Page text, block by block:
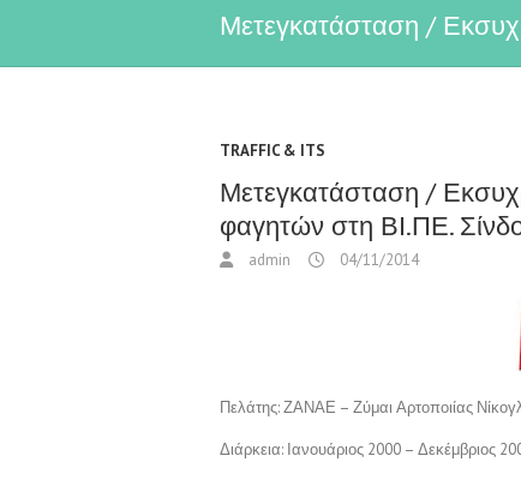
Μετεγκατάσταση /
TRAFFIC & ITS
Μετεγκατάσταση /
φαγητών στη ΒΙ.ΠΕ.
admin 04/11/2014
Πελάτης:ΖΑΝΑΕ – Ζύμαι Αρτοποιίας
Διάρκεια: Ιανουάριος 2000 – Δεκέμβριος